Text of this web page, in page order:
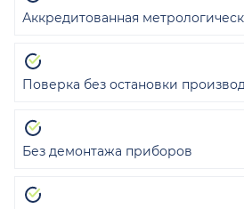
Аккредитованная
Поверка без остановки
Без демонтажа приборов